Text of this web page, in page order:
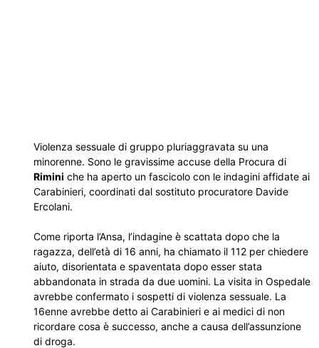
Violenza sessuale di gruppo pluriaggravata su una
minorenne. Sono le gravissime accuse della Procura di
Rimini che ha aperto un fascicolo con le indagini affidate ai
Carabinieri, coordinati dal sostituto procuratore Davide
Ercolani.
Come riporta l’Ansa, l’indagine è scattata dopo che la
ragazza, dell’età di 16 anni, ha chiamato il 112 per chiedere
aiuto, disorientata e spaventata dopo esser stata
abbandonata in strada da due uomini. La visita in Ospedale
avrebbe confermato i sospetti di violenza sessuale. La
16enne avrebbe detto ai Carabinieri e ai medici di non
ricordare cosa è successo, anche a causa dell’assunzione
di droga.